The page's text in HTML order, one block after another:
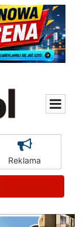
Reklama